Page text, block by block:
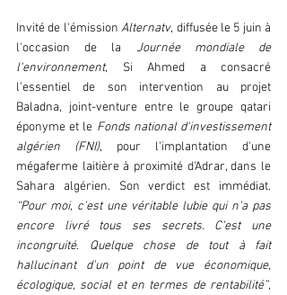
Invité de l'émission Alternatv, diffusée le 5 juin à
l'occasion de la Journée mondiale de
l'environnement, Si Ahmed a consacré
l'essentiel de son intervention au projet
Baladna, joint-venture entre le groupe qatari
éponyme et le Fonds national d'investissement
algérien (FNI), pour l'implantation d'une
mégaferme laitière à proximité d'Adrar, dans le
“Pour moi, c'est une véritable lubie qui n'a pas
encore livré tous ses secrets. C'est une
incongruité. Quelque chose de tout à fait
hallucinant d'un point de vue économique,
écologique, social et en termes de rentabilité”,